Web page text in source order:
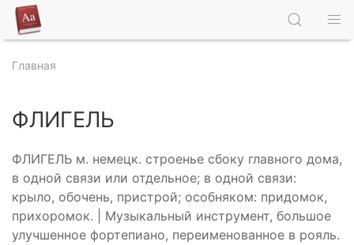
Главная
ФЛИГЕЛЬ
ФЛИГЕЛЬ м. немецк. строенье сбоку главного дома,
в одной связи или отдельное; в одной связи:
крыло, обочень, пристрой; особняком: придомок,
прихоромок. | Музыкальный инструмент, большое
улучшенное фортепиано, переименованное в рояль.